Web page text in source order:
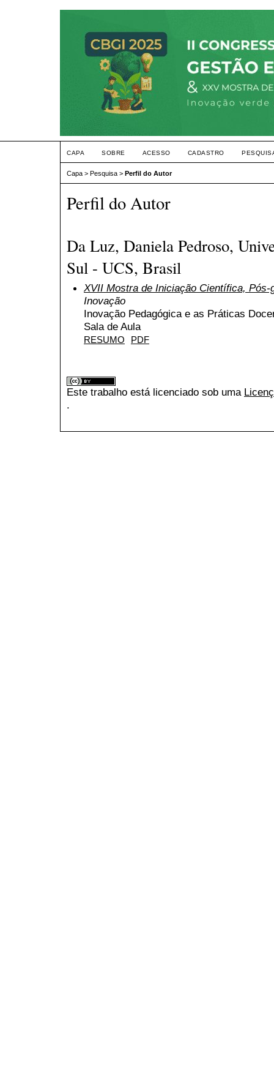
CAPA SOBRE ACESSO CADASTRO
Capa > Pesquisa > Perfil do Autor
Perfil do Autor
Da Luz, Daniela Pedroso,
Sul - UCS, Brasil
XVII Mostra de Iniciação Científica,
Inovação
Inovação Pedagógica e as Práticas
Sala de Aula
RESUMO PDF
Este trabalho está licenciado sob uma
.